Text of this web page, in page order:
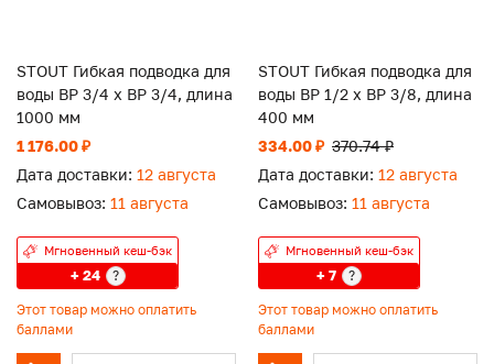
STOUT Гибкая подводка для
воды ВР 3/4 х ВР 3/4, длина
1000 мм
1 176.00 ₽
Дата доставки: 12 августа
Самовывоз: 11 августа
Мгновенный кеш-бэк
+ 24 ?
Этот товар можно оплатить
баллами
STOUT Гибкая подводка для
воды ВР 1/2 х ВР 3/8, длина
400 мм
334.00 ₽ 370.74 ₽
Дата доставки: 12 августа
Самовывоз: 11 августа
Мгновенный кеш-бэк
+ 7 ?
Этот товар можно оплатить
баллами